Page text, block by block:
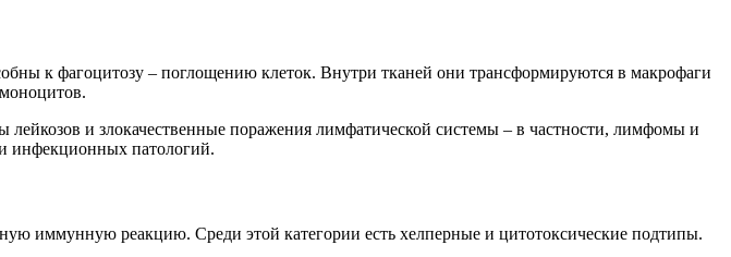
к фагоцитозу – поглощению клеток. Внутри тканей они трансформируются в макрофаги
и злокачественные поражения лимфатической системы – в частности, лимфомы и
инфекционных патологий.
иммунную реакцию. Среди этой категории есть хелперные и цитотоксические подтипы.